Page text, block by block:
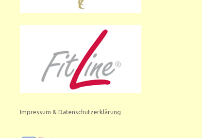
Impressum & Datenschutzerklärung